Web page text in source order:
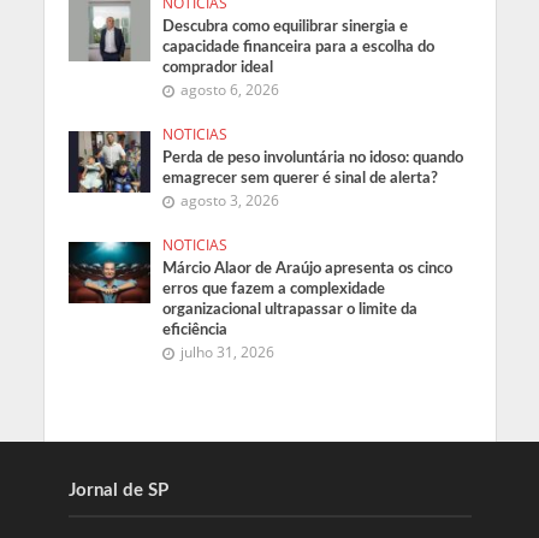
Descubra como equilibrar sinergia e
capacidade financeira para a escolha do
comprador ideal
agosto 6, 2026
NOTICIAS
Perda de peso involuntária no idoso: quando
emagrecer sem querer é sinal de alerta?
agosto 3, 2026
NOTICIAS
Márcio Alaor de Araújo apresenta os cinco
erros que fazem a complexidade
organizacional ultrapassar o limite da
eficiência
julho 31, 2026
Jornal de SP